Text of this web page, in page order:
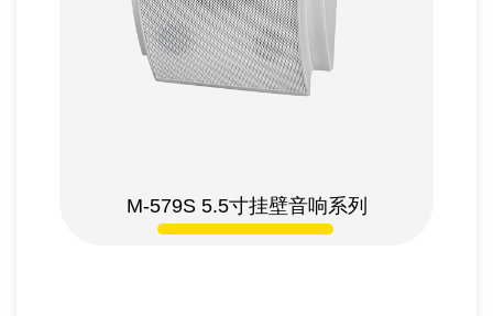
M-579S5.5寸挂壁音响系列